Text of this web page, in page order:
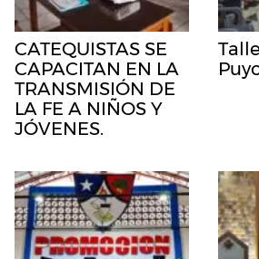
CATEQUISTAS SE
CAPACITAN EN LA
TRANSMISIÓN DE
LA FE A NIÑOS Y
JÓVENES.